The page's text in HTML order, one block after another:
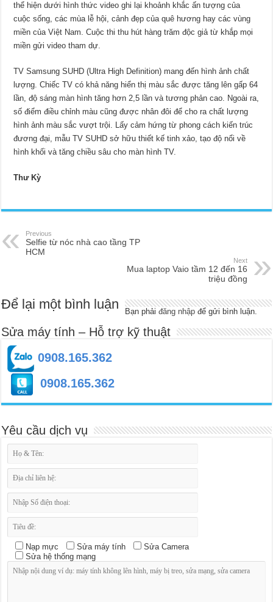
thể hiện dưới hình thức video ghi lại khoảnh khắc ấn tượng của
cuộc sống, các mùa lễ hội, cảnh đẹp của quê hương hay các vùng
miền của Việt Nam. Cuộc thi thu hút hàng trăm độc giả từ khắp mọi
miền gửi video tham dự.
TV Samsung SUHD (Ultra High Definition) mang đến hình ảnh chất
lượng. Chiếc TV có khả năng hiển thị màu sắc được tăng lên gấp 64
lần, độ sáng màn hình tăng hơn 2,5 lần và tương phản cao. Ngoài ra,
số điểm điều chỉnh màu cũng được nhân đôi để cho ra chất lượng
hình ảnh màu sắc vượt trội. Lấy cảm hứng từ phong cách kiến trúc
đương đại, mẫu TV SUHD sở hữu thiết kế tinh xảo, tạo độ nổi về
hình khối và tăng chiều sâu cho màn hình TV.
Thư Kỳ
Previous
Selfie từ nóc nhà cao tầng TP
HCM
Next
Mua laptop Vaio tầm 12 đến 16
triệu đồng
Để lại một bình luận Bạn phảiđăng nhập để gửi bình luận.
Sửa máy tính – Hỗ trợ kỹ thuật
0908.165.362
0908.165.362
Yêu cầu dịch vụ
Nạp mực Sửa máy tính
Sửa Camera
Sửa hệ thống mạng